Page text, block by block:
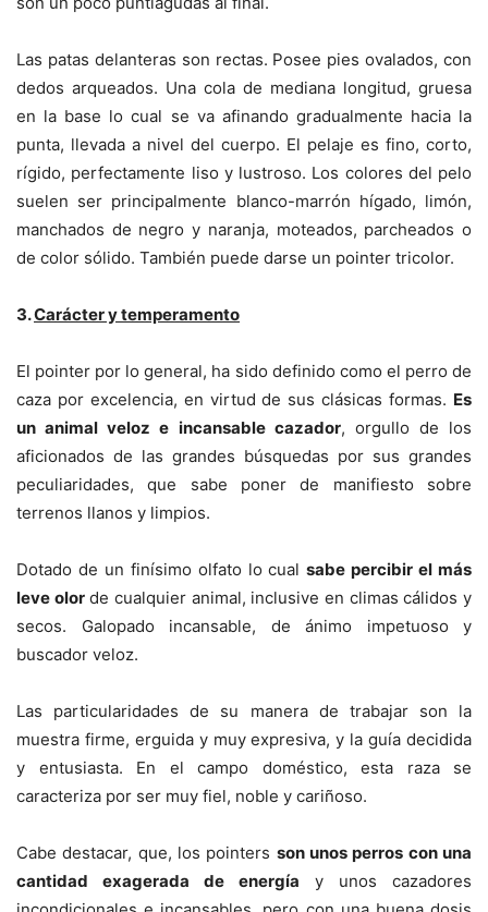
Las patas delanteras son rectas. Posee pies ovalados, con
dedos arqueados. Una cola de mediana longitud, gruesa
en la base lo cual se va afinando gradualmente hacia la
punta, llevada a nivel del cuerpo. El pelaje es fino, corto,
rígido, perfectamente liso y lustroso. Los colores del pelo
suelen ser principalmente blanco-marrón hígado, limón,
manchados de negro y naranja, moteados, parcheados o
de color sólido. También puede darse un pointer tricolor.
3.Carácter y temperamento
El pointer por lo general, ha sido definido como el perro de
caza por excelencia, en virtud de sus clásicas formas. Es
un animal veloz e incansable cazador, orgullo de los
aficionados de las grandes búsquedas por sus grandes
peculiaridades, que sabe poner de manifiesto sobre
terrenos llanos y limpios.
Dotado de un finísimo olfato lo cualsabe percibir el más
leve olorde cualquier animal, inclusive en climas cálidos y
secos. Galopado incansable, de ánimo impetuoso y
buscador veloz.
Las particularidades de su manera de trabajar son la
muestra firme, erguida y muy expresiva, y la guía decidida
y entusiasta. En el campo doméstico, esta raza se
caracteriza por ser muy fiel, noble y cariñoso.
Cabe destacar, que, los pointers son unos perros con una
cantidad exagerada de energía y unos cazadores